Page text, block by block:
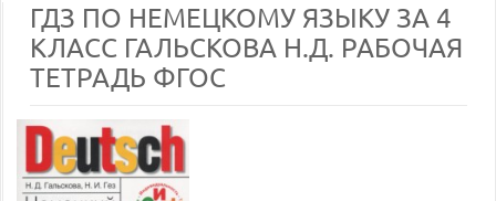
ГДЗ ПО НЕМЕЦКОМУ ЯЗЫКУ ЗА 4
КЛАСС ГАЛЬСКОВА Н.Д. РАБОЧАЯ
ТЕТРАДЬ ФГОС